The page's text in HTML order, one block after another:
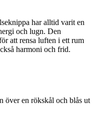
har alltid varit en
och lugn. Den
att rensa luften i ett rum
harmoni och frid.
över en rökskål och blås ut